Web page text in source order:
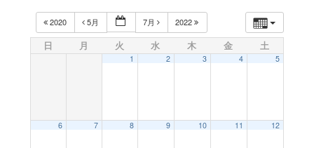
2020 5月 7月 2022
日 月 火 水 木 金 土
1 2 3 4 5
6 7 8 9 10 11 12